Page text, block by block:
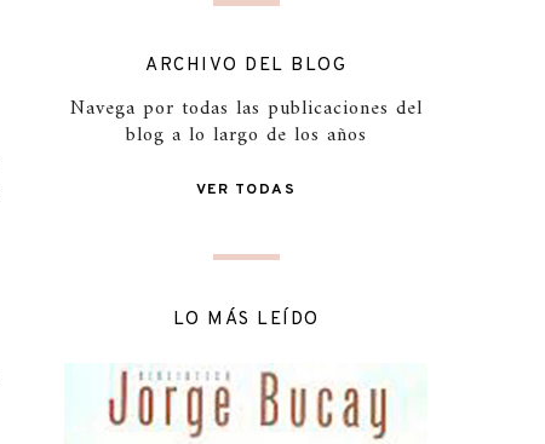
ARCHIVO DEL BLOG
Navega por todas las publicaciones del
blog a lo largo de los años
VER TODAS
LO MÁS LEÍDO